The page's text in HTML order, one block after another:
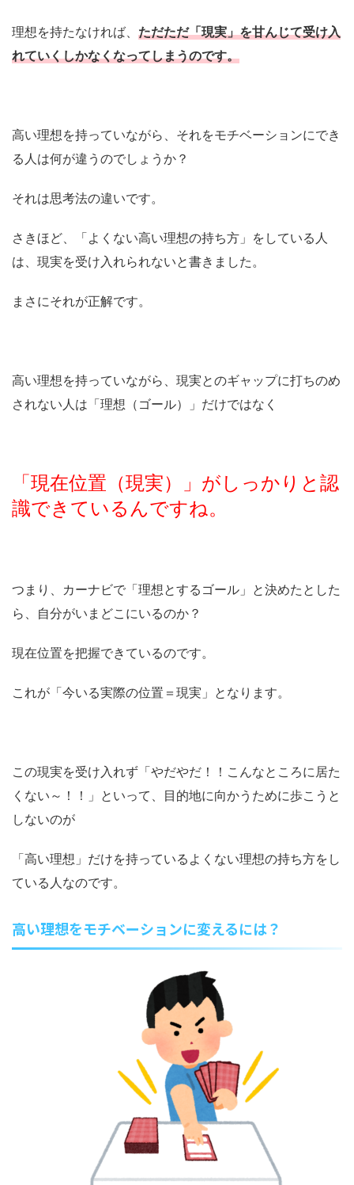
理想を持たなければ、 ただただ「現実」を甘んじて受け入
れていくしかなくなってしまうのです。
高い理想を持っていながら、それをモチベーションにでき
る人は何が違うのでしょうか？
それは思考法の違いです。
さきほど、「よくない高い理想の持ち方」をしている人
は、現実を受け入れられないと書きました。
まさにそれが正解です。
高い理想を持っていながら、現実とのギャップに打ちのめ
されない人は「理想（ゴール）」だけではなく
「現在位置（現実）」がしっかりと認
識できているんですね。
つまり、カーナビで「理想とするゴール」と決めたとした
ら、自分がいまどこにいるのか？
現在位置を把握できているのです。
これが「今いる実際の位置＝現実」となります。
この現実を受け入れず「やだやだ！！こんなところに居た
くない～！！」といって、目的地に向かうために歩こうと
しないのが
「高い理想」だけを持っているよくない理想の持ち方をし
ている人なのです。
高い理想をモチベーションに変えるには？